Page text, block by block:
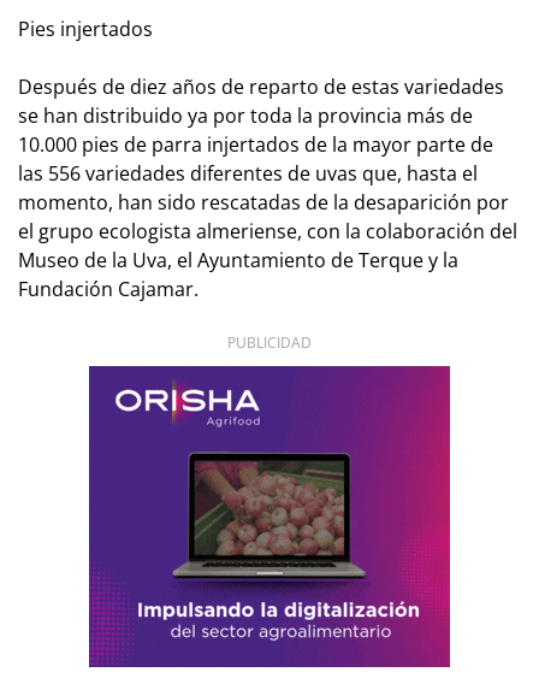
Pies injertados
Después de diez años de reparto de estas variedades
se han distribuido ya por toda la provincia más de
10.000 pies de parra injertados de la mayor parte de
las 556 variedades diferentes de uvas que, hasta el
momento, han sido rescatadas de la desaparición por
el grupo ecologista almeriense, con la colaboración del
Museo de la Uva, el Ayuntamiento de Terque y la
Fundación Cajamar.
PUBLICIDAD